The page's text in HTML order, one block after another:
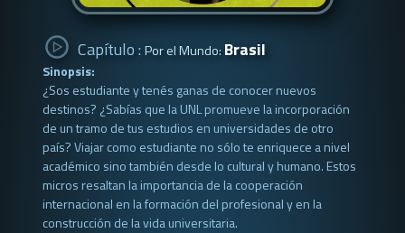
Capítulo : Por el Mundo: Brasil
Sinopsis:
¿Sos estudiante y tenés ganas de conocer nuevos
destinos? ¿Sabías que la UNL promueve la incorporación
de un tramo de tus estudios en universidades de otro
país? Viajar como estudiante no sólo te enriquece a nivel
académico sino también desde lo cultural y humano. Estos
micros resaltan la importancia de la cooperación
internacional en la formación del profesional y en la
construcción de la vida universitaria.